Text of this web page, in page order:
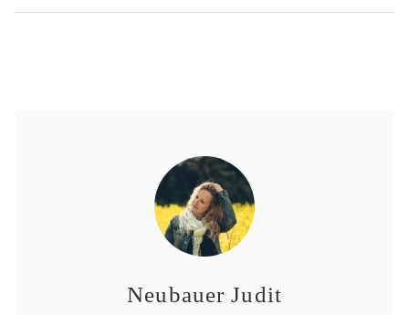
Neubauer Judit